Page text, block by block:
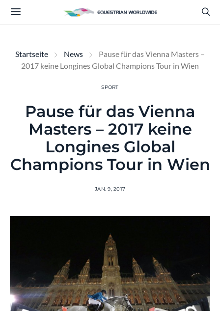
Startseite News
Pause für das Vienna Masters –
2017 keine Longines Global Champions Tour in Wien
SPORT
Pause für das Vienna
Masters – 2017 keine
Longines Global
Champions Tour in Wien
JAN. 9, 2017